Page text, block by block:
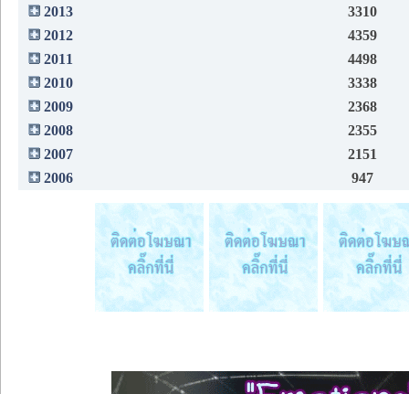
2013
3310
2012
4359
2011
4498
2010
3338
2009
2368
2008
2355
2007
2151
2006
947